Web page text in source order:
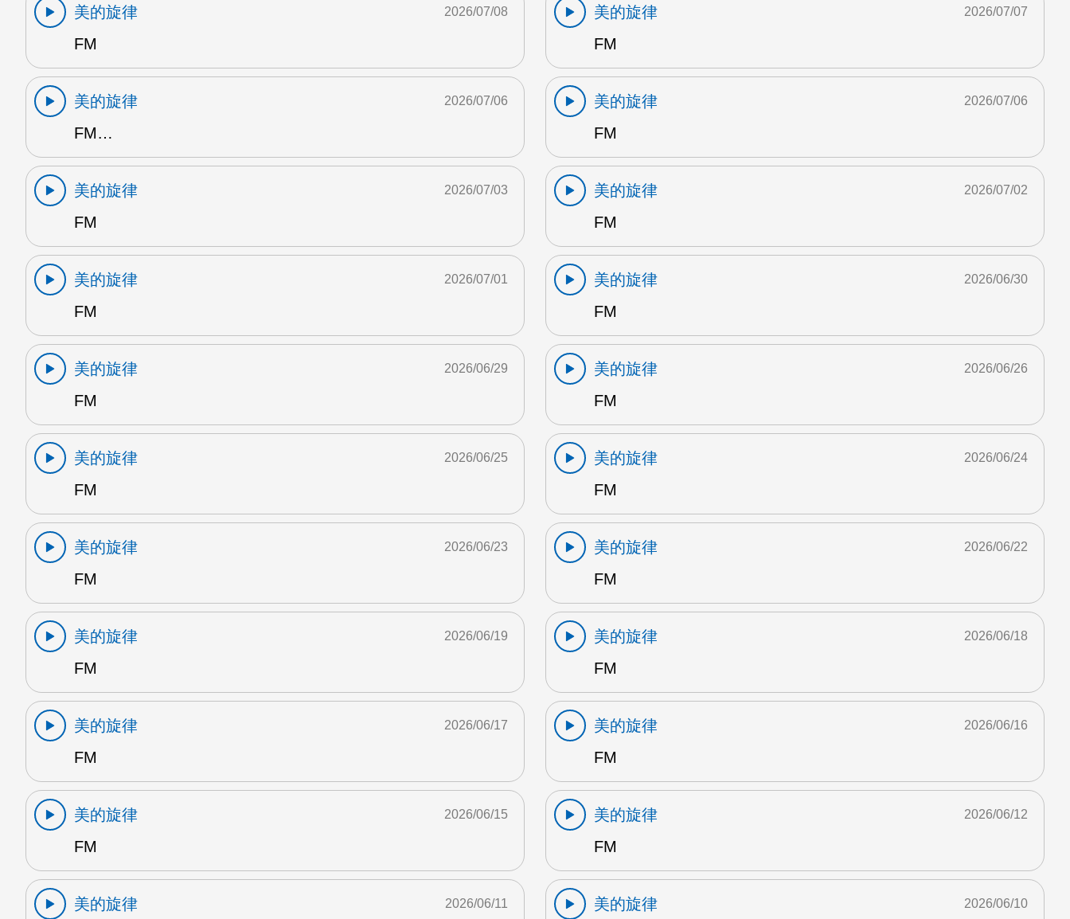
美的旋律
FM
2026/07/08
美的旋律
FM
2026/07/07
美的旋律
FM…
2026/07/06
美的旋律
FM
2026/07/06
美的旋律
FM
2026/07/03
美的旋律
FM
2026/07/02
美的旋律
FM
2026/07/01
美的旋律
FM
2026/06/30
美的旋律
FM
2026/06/29
美的旋律
FM
2026/06/26
美的旋律
FM
2026/06/25
美的旋律
FM
2026/06/24
美的旋律
FM
2026/06/23
美的旋律
FM
2026/06/22
美的旋律
FM
2026/06/19
美的旋律
FM
2026/06/18
美的旋律
FM
2026/06/17
美的旋律
FM
2026/06/16
美的旋律
FM
2026/06/15
美的旋律
FM
2026/06/12
美的旋律 2026/06/11 美的旋律 2026/06/10